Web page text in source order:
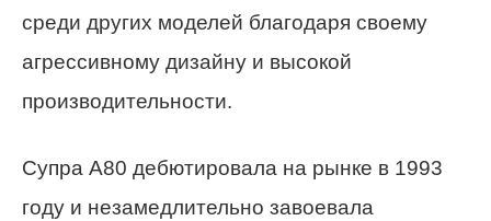
среди других моделей благодаря своему
агрессивному дизайну и высокой
производительности.
Супра A80 дебютировала на рынке в 1993
году и незамедлительно завоевала